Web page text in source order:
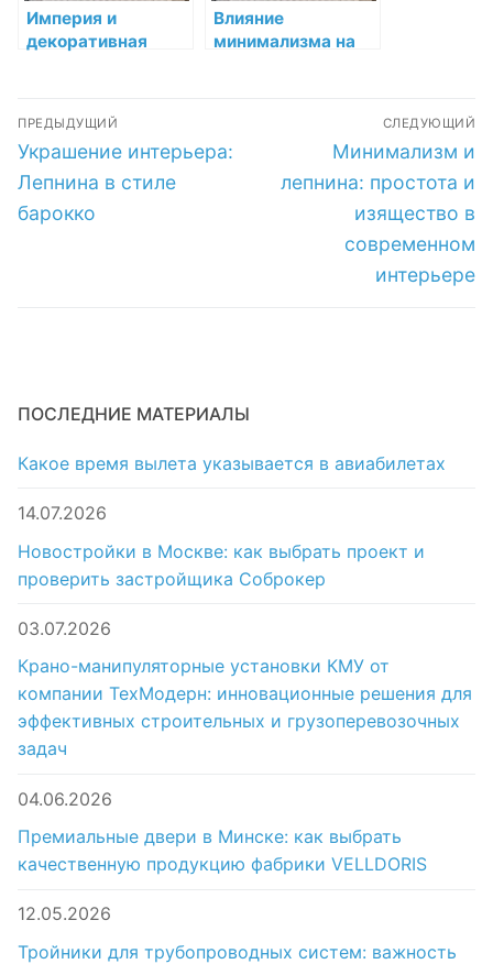
Империя и
декоративная
и роскошь
Влияние
минимализма на
Навигация
по
записям
ПРЕДЫДУЩИЙ
Предыдущая
запись:
Украшение интерьера:
Лепнина в стиле
барокко
СЛЕДУЮЩИЙ
Следующая
запись:
Минимализм и
лепнина: простота и
изящество в
современном
интерьере
ПОСЛЕДНИЕ МАТЕРИАЛЫ
Какое время вылета указывается в авиабилетах
14.07.2026
Новостройки в Москве: как выбрать проект и
проверить застройщика Соброкер
03.07.2026
Крано-манипуляторные установки КМУ от
компании ТехМодерн: инновационные решения для
эффективных строительных и грузоперевозочных
задач
04.06.2026
Премиальные двери в Минске: как выбрать
качественную продукцию фабрики VELLDORIS
12.05.2026
Тройники для трубопроводных систем: важность